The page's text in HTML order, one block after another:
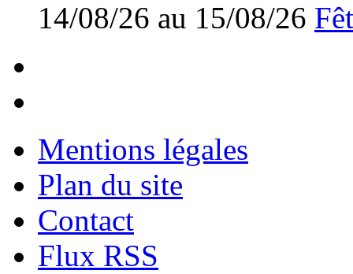
14/08/26 au 15/08/26
Mentions légales
Plan du site
Contact
Flux RSS